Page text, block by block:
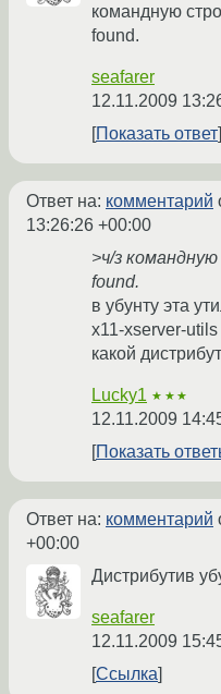
командную
found.
seafarer
12.11.2009
Показать ответ
Ответ на: комментарий
13:26:26 +00:00
>ч/з
found.
в убунту эта
x11-xserver-utils
какой
Lucky1 ★★★
12.11.2009
Показать
Ответ на: комментарий
+00:00
Дистрибутив
seafarer
12.11.2009
Ссылка